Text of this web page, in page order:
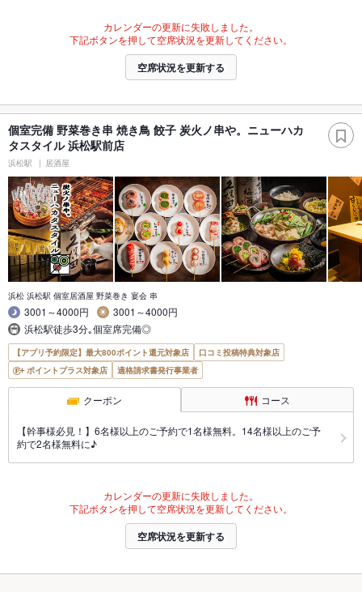
カレンダーの更新に失敗しました。
下記ボタンを押して空席状況を更新してください。
空席状況を更新する
個室完備 野菜巻き串 焼き鳥 餃子 炭火ノ串や。ニューハカ
タスタイル 浜松駅前店
浜松駅 居酒屋
浜松 浜松駅 個室居酒屋 野菜巻き 宴会 串
3001～4000円
3001～4000円
浜松駅徒歩3分｡個室席完備◎
【アプリ予約限定】最大800ポイント還元対象店
口コミ投稿特典対象店
ポイントプラス対象店
適格請求書発行事業者
クーポン コース
【幹事様必見！】6名様以上のご予約で1名様無料。14名様以上のご予
約で2名様無料に♪
カレンダーの更新に失敗しました。
下記ボタンを押して空席状況を更新してください。
空席状況を更新する